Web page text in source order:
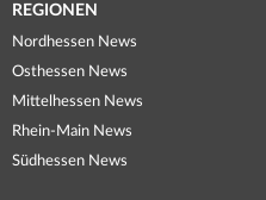
REGIONEN
Nordhessen News
Osthessen News
Mittelhessen News
Rhein-Main News
Südhessen News